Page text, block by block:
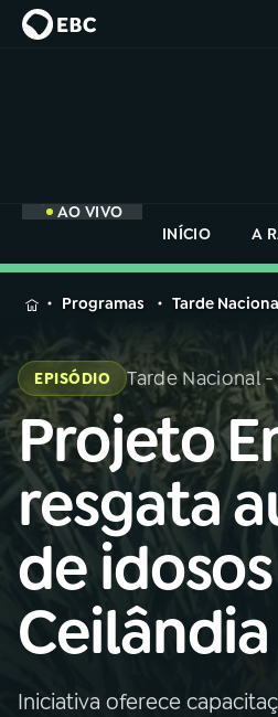
AO VIVO
INÍCIO
A
MENU
Buscar
na
Rádio
Nacional
AO VIVO
01 INÍCIO
02A RÁDIO
03PROGRAMAÇÃO
na
Rádio
Nacional
Programas Tarde
EPISÓDIO Tarde Nacional
Projeto
resgata
de
Ceilândia
Iniciativa oferece